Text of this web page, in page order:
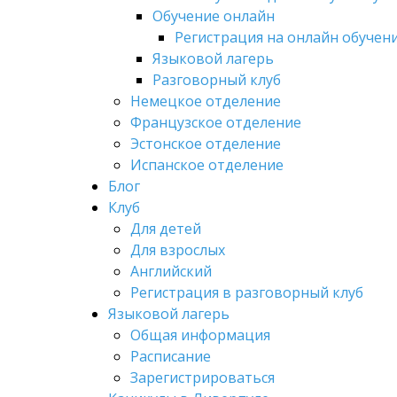
Обучение онлайн
Регистрация на онлайн
Языковой лагерь
Разговорный клуб
Немецкое отделение
Французское отделение
Эстонское отделение
Испанское отделение
Блог
Клуб
Для детей
Для взрослых
Английский
Регистрация в разговорный клуб
Языковой лагерь
Общая информация
Расписание
Зарегистрироваться